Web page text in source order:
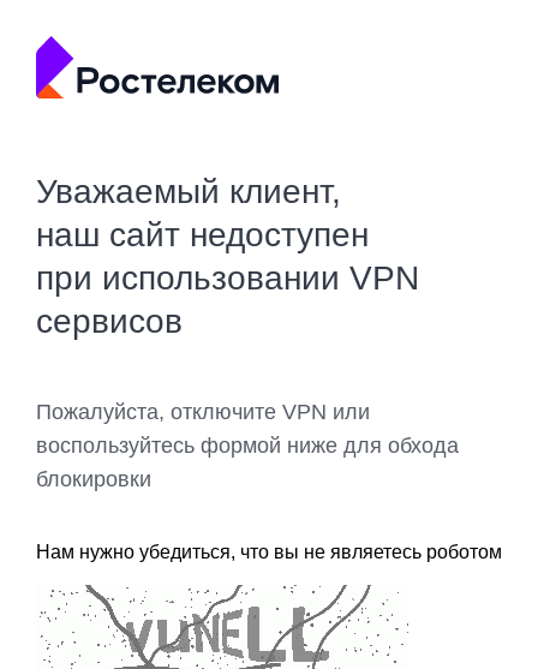
Уважаемый клиент,
наш сайт недоступен
при использовании VPN
сервисов
Пожалуйста, отключите VPN или
воспользуйтесь формой ниже для обхода
блокировки
Нам нужно убедиться, что вы не являетесь роботом